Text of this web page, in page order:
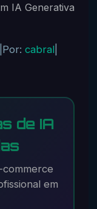
IA Generativa
Por: cabral|
de IA
commerce
em